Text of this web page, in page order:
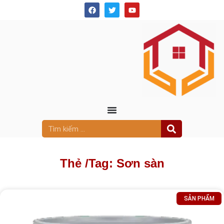
Thẻ /Tag: Sơn sàn
SẢN PHẨM